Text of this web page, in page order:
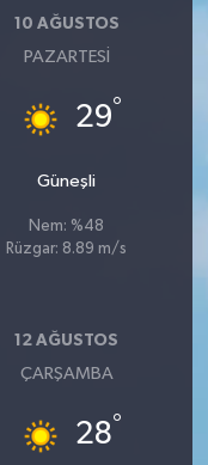
10 AĞUSTOS
PAZARTESI
29°
Güneşli
Nem: %48
Rüzgar: 8.89 m/s
12 AĞUSTOS
ÇARŞAMBA
28°